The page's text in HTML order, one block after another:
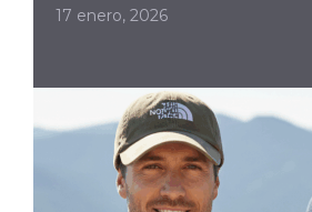
17 enero, 2026